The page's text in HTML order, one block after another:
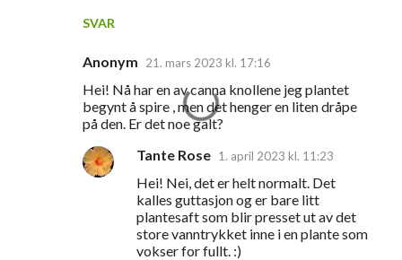
SVAR
Anonym 21. mars 2023 kl. 17:16
Hei! Nå har en av canna knollene jeg plantet
begynt å spire , men det henger en liten dråpe
på den. Er det noe galt?
Tante Rose 1. april 2023 kl. 11:23
Hei! Nei, det er helt normalt. Det
kalles guttasjon og er bare litt
plantesaft som blir presset ut av det
store vanntrykket inne i en plante som
vokser for fullt. :)